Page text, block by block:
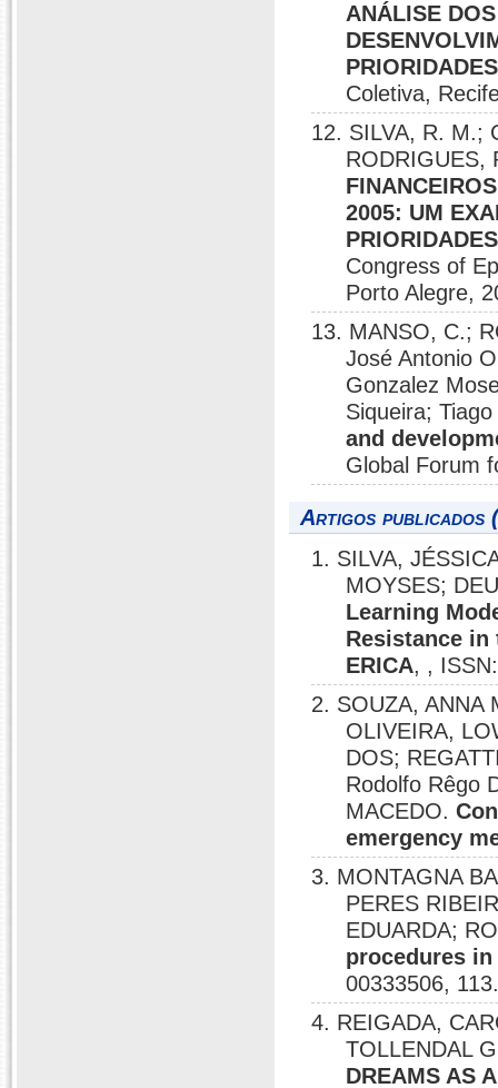
ANÁLISE
Coletiva,
12. SILVA, R. M.;
RODRIGUES,
2005: UM
Congress of
Porto Alegre,
13. MANSO, C.;
José Antonio
Gonzalez
Siqueira;
and
Global Forum
Artigos publicados
1. SILVA,
MOYSES;
Learning
Resistance
ERICA, ,
2. SOUZA, ANNA
OLIVEIRA,
DOS;
Rodolfo Rêgo
MACEDO.
emergency
3. MONTAGNA
PERES
EDUARDA;
procedures
00333506,
4. REIGADA,
TOLLENDAL
DREAMS AS